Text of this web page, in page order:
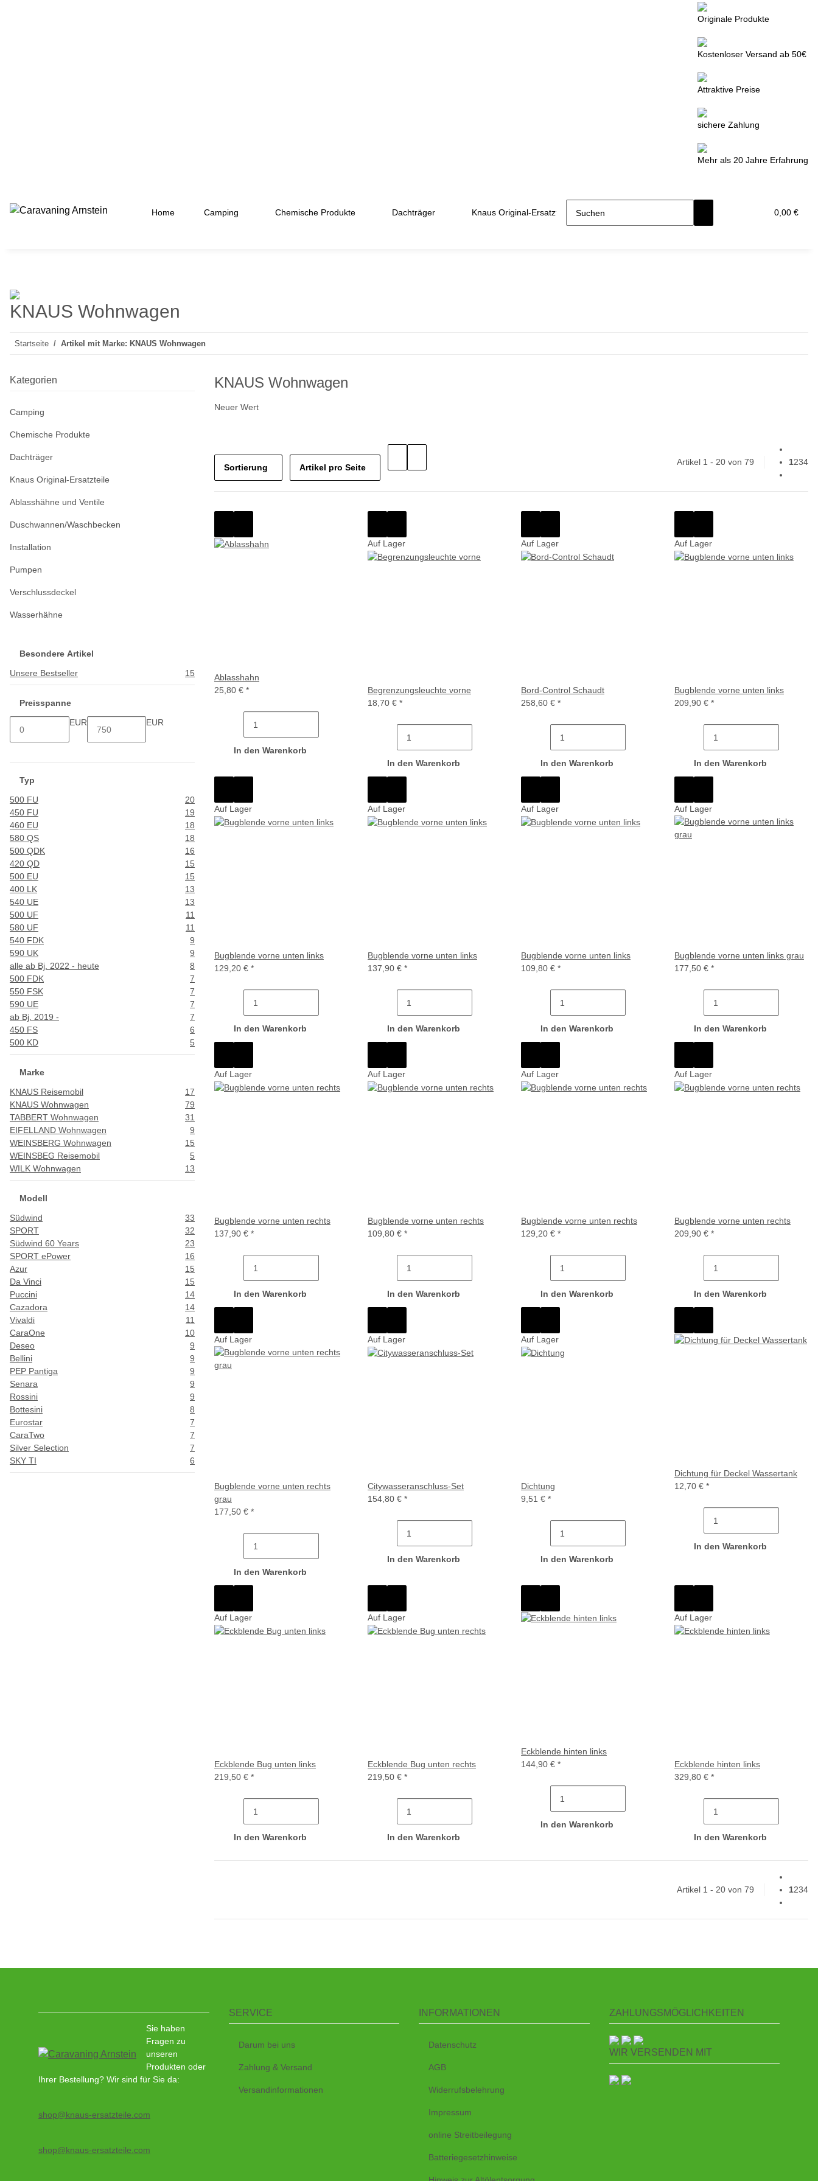
Originale Produkte
Kostenloser Versand ab 50€
Attraktive Preise
sichere Zahlung
Mehr als 20 Jahre Erfahrung
0,00 €
Home Camping Chemische Produkte Dachträger Knaus Original-Ersatzteile
KNAUS Wohnwagen
Startseite Artikel mit Marke: KNAUS Wohnwagen
KNAUS Wohnwagen
Neuer Wert
Sortierung Artikel pro Seite
Artikel 1 - 20 von 79 1234
Ablasshahn
25,80 € *
In den Warenkorb
Auf Lager
Begrenzungsleuchte vorne
18,70 € *
In den Warenkorb
Auf Lager
Bord-Control Schaudt
258,60 € *
In den Warenkorb
Auf Lager
Bugblende vorne unten links
209,90 € *
In den Warenkorb
Auf Lager
Bugblende vorne unten links
129,20 € *
In den Warenkorb
Auf Lager
Bugblende vorne unten links
137,90 € *
In den Warenkorb
Auf Lager
Bugblende vorne unten links
109,80 € *
In den Warenkorb
Auf Lager
Bugblende vorne unten links grau
177,50 € *
In den Warenkorb
Auf Lager
Bugblende vorne unten rechts
137,90 € *
In den Warenkorb
Auf Lager
Bugblende vorne unten rechts
109,80 € *
In den Warenkorb
Auf Lager
Bugblende vorne unten rechts
129,20 € *
In den Warenkorb
Auf Lager
Bugblende vorne unten rechts
209,90 € *
In den Warenkorb
Auf Lager
Bugblende vorne unten rechts
grau
177,50 € *
In den Warenkorb
Auf Lager
Citywasseranschluss-Set
154,80 € *
In den Warenkorb
Auf Lager
Dichtung
9,51 € *
In den Warenkorb
Dichtung für Deckel Wassertank
12,70 € *
In den Warenkorb
Auf Lager
Eckblende Bug unten links
219,50 € *
In den Warenkorb
Auf Lager
Eckblende Bug unten rechts
219,50 € *
In den Warenkorb
Eckblende hinten links
144,90 € *
In den Warenkorb
Auf Lager
Eckblende hinten links
329,80 € *
In den Warenkorb
Artikel 1 - 20 von 79 1234
Kategorien
Camping
Chemische Produkte
Dachträger
Knaus Original-Ersatzteile
Ablasshähne und Ventile
Duschwannen/Waschbecken
Installation
Pumpen
Verschlussdeckel
Wasserhähne
Besondere Artikel
Unsere Bestseller
15
Preisspanne
EUR
EUR
Typ
500 FU
20
450 FU
19
460 EU
18
580 QS
18
500 QDK
16
420 QD
15
500 EU
15
400 LK
13
540 UE
13
500 UF
11
580 UF
11
540 FDK
9
590 UK
9
alle ab Bj. 2022 - heute
8
500 FDK
7
550 FSK
7
590 UE
7
ab Bj. 2019 -
7
450 FS
6
500 KD
5
Marke
KNAUS Reisemobil
17
KNAUS Wohnwagen
79
TABBERT Wohnwagen
31
EIFELLAND Wohnwagen
9
WEINSBERG Wohnwagen
15
WEINSBEG Reisemobil
5
WILK Wohnwagen
13
Modell
Südwind
33
SPORT
32
Südwind 60 Years
23
SPORT ePower
16
Azur
15
Da Vinci
15
Puccini
14
Cazadora
14
Vivaldi
11
CaraOne
10
Deseo
9
Bellini
9
PEP Pantiga
9
Senara
9
Rossini
9
Bottesini
8
Eurostar
7
CaraTwo
7
Silver Selection
7
SKY TI
6
Sie haben
Fragen zu
unseren
Produkten oder
Ihrer Bestellung? Wir sind für Sie da:
shop@knaus-ersatzteile.com
shop@knaus-ersatzteile.com
SERVICE
Darum bei uns
Zahlung & Versand
Versandinformationen
INFORMATIONEN
Datenschutz
AGB
Widerrufsbelehrung
Impressum
online Streitbeilegung
Batteriegesetzhinweise
ZAHLUNGSMÖGLICHKEITEN
WIR VERSENDEN MIT